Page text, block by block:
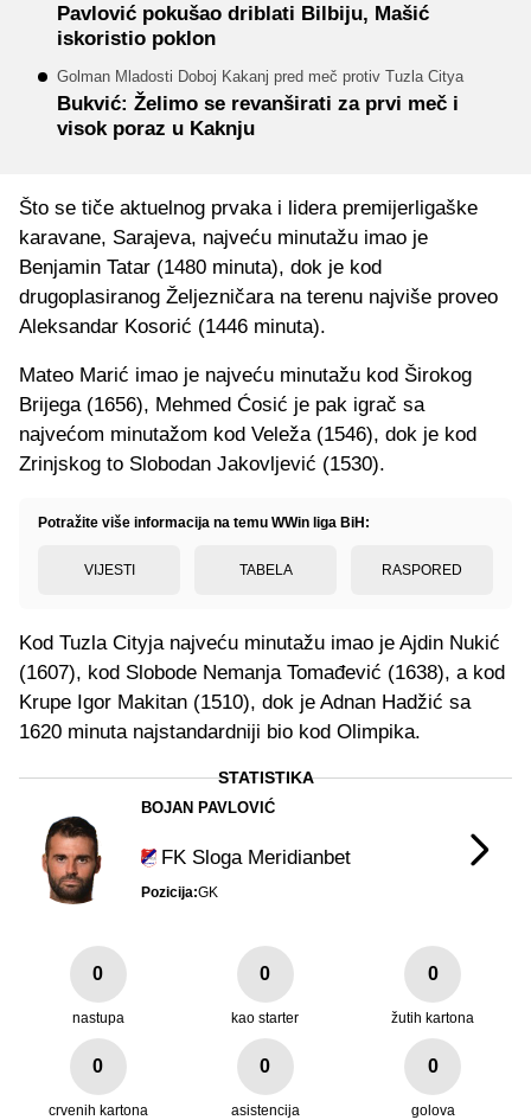
Pavlović pokušao driblati Bilbiju, Mašić
iskoristio poklon
Golman Mladosti Doboj Kakanj pred meč protiv Tuzla Citya
Bukvić: Želimo se revanširati za prvi meč i
visok poraz u Kaknju
Što se tiče aktuelnog prvaka i lidera premijerligaške
karavane, Sarajeva, najveću minutažu imao je
Benjamin Tatar (1480 minuta), dok je kod
drugoplasiranog Željezničara na terenu najviše proveo
Aleksandar Kosorić (1446 minuta).
Mateo Marić imao je najveću minutažu kod Širokog
Brijega (1656), Mehmed Ćosić je pak igrač sa
najvećom minutažom kod Veleža (1546), dok je kod
Zrinjskog to Slobodan Jakovljević (1530).
Potražite više informacija na temu WWin liga BiH:
VIJESTI TABELA RASPORED
Kod Tuzla Cityja najveću minutažu imao je Ajdin Nukić
(1607), kod Slobode Nemanja Tomađević (1638), a kod
Krupe Igor Makitan (1510), dok je Adnan Hadžić sa
1620 minuta najstandardniji bio kod Olimpika.
BOJAN PAVLOVIĆ
FK Sloga Meridianbet
Pozicija:GK
STATISTIKA
0
nastupa
0
kao starter
0
žutih kartona
0
crvenih kartona
0
asistencija
0
golova